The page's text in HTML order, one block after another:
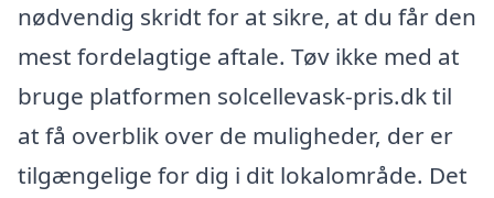
nødvendig skridt for at sikre, at du får den
mest fordelagtige aftale. Tøv ikke med at
bruge platformen solcellevask-pris.dk til
at få overblik over de muligheder, der er
tilgængelige for dig i dit lokalområde. Det